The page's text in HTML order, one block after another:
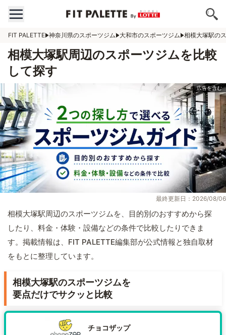
FIT PALETTE 神奈川県のスポーツジム 大和市のスポーツジム 相模大塚駅の
相模大塚駅周辺のスポーツジムを比較
して探す
最終更新日：2026/08/06
相模大塚駅周辺のスポーツジムを、目的別のおすすめから探
したり、料金・体験・設備などの条件で比較したりできま
す。掲載情報は、FIT PALETTE編集部が公式情報と独自取材
をもとに整理しています。
相模大塚駅のスポーツジムを
要点だけでサクッと比較
チョコザップ